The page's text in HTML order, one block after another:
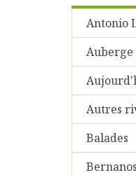
Antonio
Auberge
Autres
Balades
Bernanos